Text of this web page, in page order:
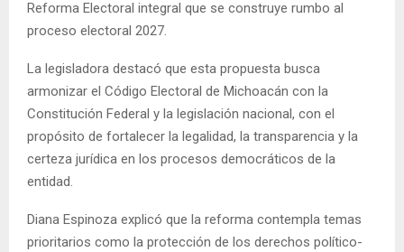
Reforma Electoral integral que se construye rumbo al
proceso electoral 2027.
La legisladora destacó que esta propuesta busca
armonizar el Código Electoral de Michoacán con la
Constitución Federal y la legislación nacional, con el
propósito de fortalecer la legalidad, la transparencia y la
certeza jurídica en los procesos democráticos de la
entidad.
Diana Espinoza explicó que la reforma contempla temas
prioritarios como la protección de los derechos político-